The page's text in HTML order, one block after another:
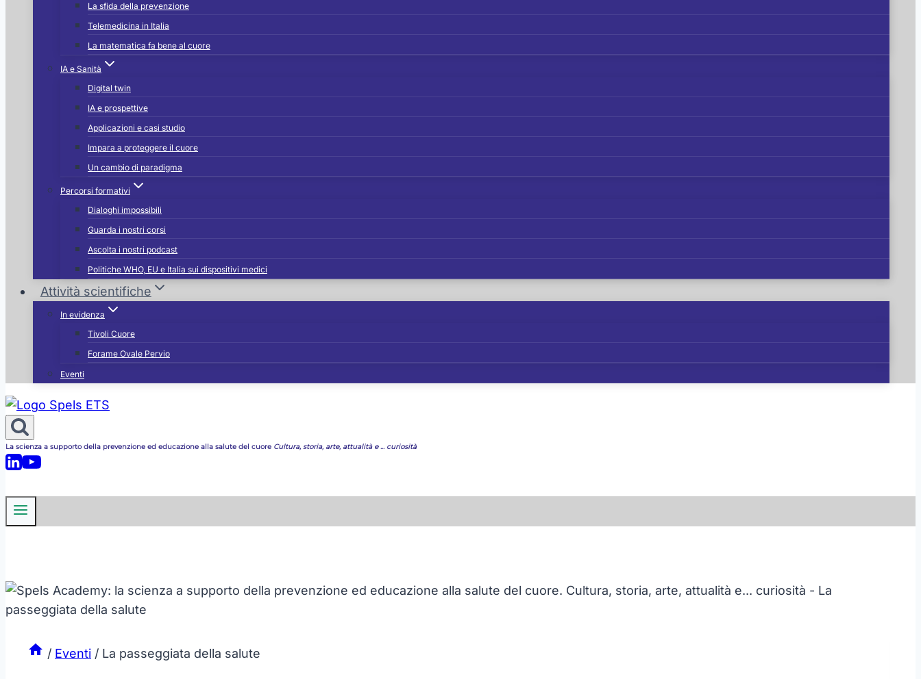
La sfida della prevenzione
Telemedicina in Italia
La matematica fa bene al cuore
IA e Sanità
Digital twin
IA e prospettive
Applicazioni e casi studio
Impara a proteggere il cuore
Un cambio di paradigma
Percorsi formativi
Dialoghi impossibili
Guarda i nostri corsi
Ascolta i nostri podcast
Politiche WHO, EU e Italia sui dispositivi medici
Attività scientifiche
In evidenza
Tivoli Cuore
Forame Ovale Pervio
Eventi
La scienza a supporto della prevenzione ed educazione alla salute del cuore Cultura, storia, arte, attualità e ... curiosità
/ Eventi / La passeggiata della salute